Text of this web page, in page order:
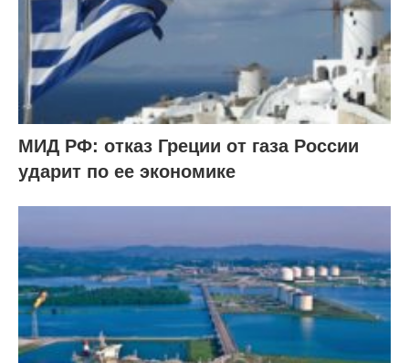
МИД РФ: отказ Греции от газа России
ударит по ее экономике